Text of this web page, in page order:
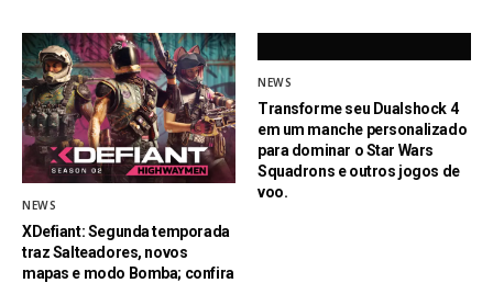
NEWS
XDefiant: Segunda temporada
traz Salteadores, novos
mapas e modo Bomba; confira
NEWS
Transforme seu Dualshock 4
em um manche personalizado
para dominar o Star Wars
Squadrons e outros jogos de
voo.